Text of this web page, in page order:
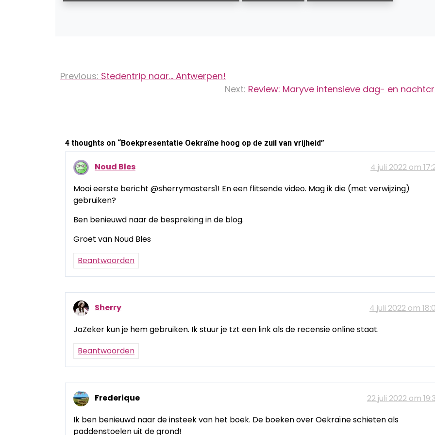
Bericht
Previous: Stedentrip naar… Antwerpen!
Next: Review: Maryve intensieve dag- en
4 thoughts on “Boekpresentatie Oekraïne hoog op de zuil van vrijheid”
Noud Bles
4 juli 2022 om
Mooi eerste bericht @sherrymasters1! En een flitsende video. Mag ik die (met verwijzing)
gebruiken?
Ben benieuwd naar de bespreking in de blog.
Groet van Noud Bles
Beantwoorden
Sherry
4 juli 2022 om
JaZeker kun je hem gebruiken. Ik stuur je tzt een link als de recensie online staat.
Beantwoorden
Frederique
22 juli 2022 om
Ik ben benieuwd naar de insteek van het boek. De boeken over Oekraïne schieten als
paddenstoelen uit de grond!